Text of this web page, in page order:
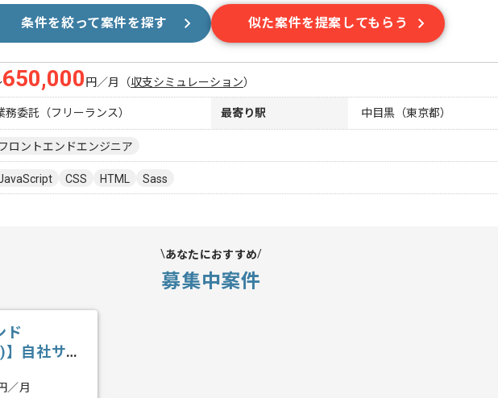
条件を絞って案件を探す 似た案件を提案してもらう
650,000 円／月 （収支シミュレーション）
務委託（フリーランス） 最寄り駅 中目黒（東京都）
フロントエンドエンジニア
CSS HTML Sass
あなたにおすすめ
募集中案件
ド
自社サー
／月